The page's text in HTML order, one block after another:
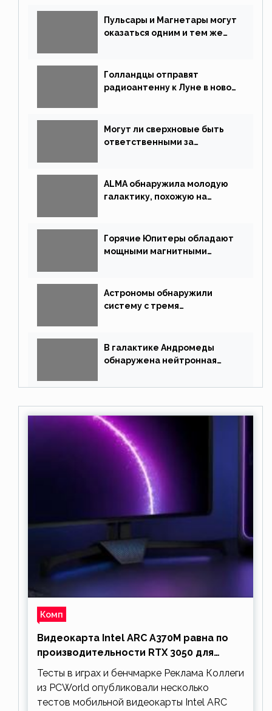
Пульсары и Магнетары могут
оказаться одним и тем же
Голландцы отправят
радиоантенну к Луне в новой
Могут ли сверхновые быть
ответственными за
ALMA обнаружила молодую
галактику, похожую на
Горячие Юпитеры обладают
мощными магнитными
Астрономы обнаружили
систему с тремя
В галактике Андромеды
обнаружена нейтронная
Комп
Видеокарта Intel ARC A370M равна по
производительности RTX 3050 для
ноутбуков
Тесты в играх и бенчмарке Реклама Коллеги
из PCWorld опубликовали несколько
тестов мобильной видеокарты Intel ARC